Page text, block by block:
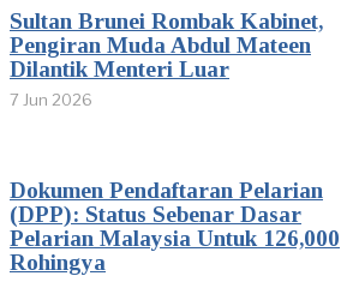
Sultan Brunei Rombak Kabinet,
Pengiran Muda Abdul Mateen
Dilantik Menteri Luar
7 Jun 2026
Dokumen Pendaftaran Pelarian
(DPP): Status Sebenar Dasar
Pelarian Malaysia Untuk 126,000
Rohingya